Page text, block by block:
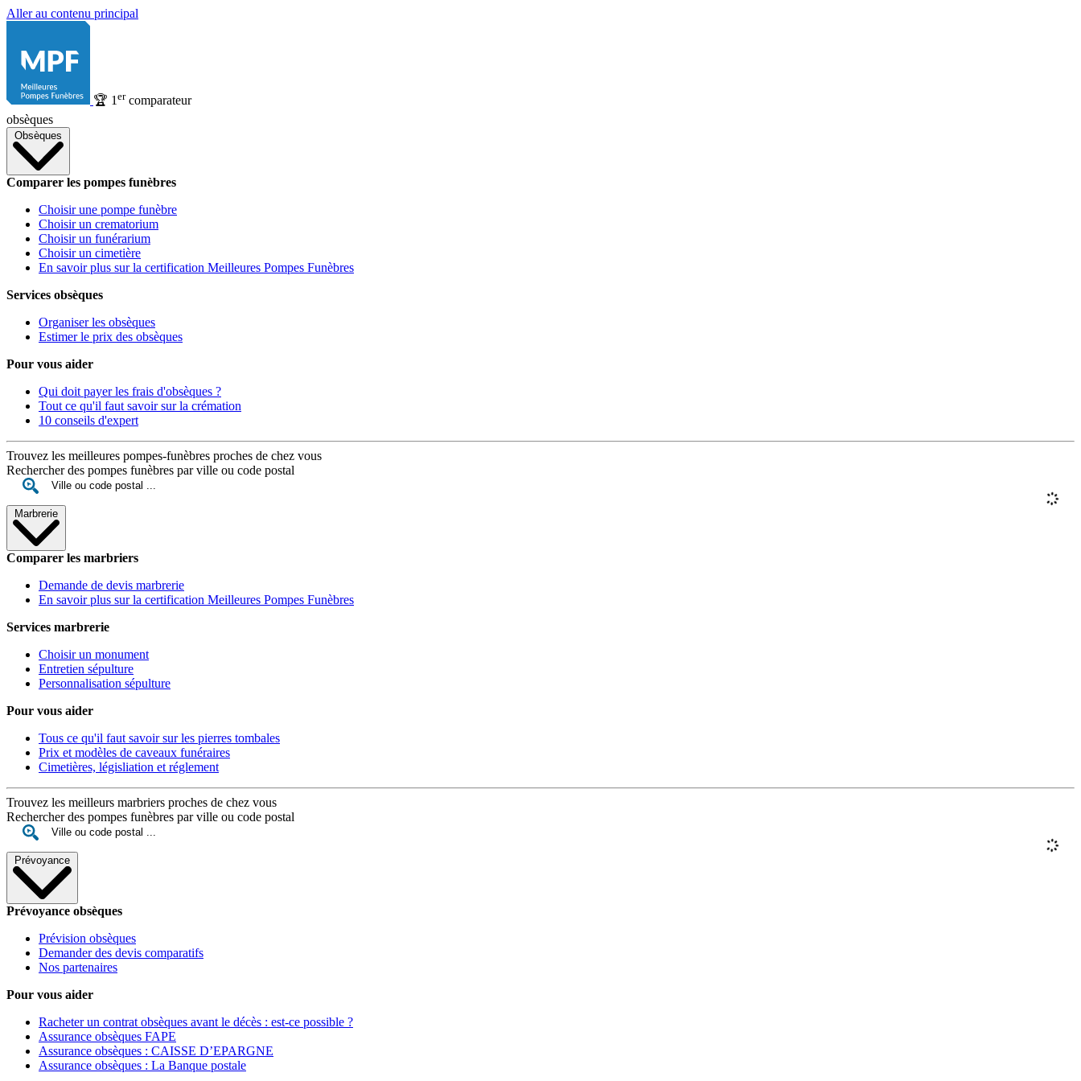
Aller au contenu principal
🏆 1 ercomparateur
obsèques
Obsèques
Comparer les pompes funèbres
Choisir une pompe funèbre
Choisir un crematorium
Choisir un funérarium
Choisir un cimetière
En savoir plus sur la certification Meilleures Pompes Funèbres
Services obsèques
Organiser les obsèques
Estimer le prix des obsèques
Pour vous aider
Qui doit payer les frais d'obsèques ?
Tout ce qu'il faut savoir sur la crémation
10 conseils d'expert
Trouvez les meilleures pompes-funèbres proches de chez vous
Rechercher des pompes funèbres par ville ou code postal
Marbrerie
Comparer les marbriers
Demande de devis marbrerie
En savoir plus sur la certification Meilleures Pompes Funèbres
Services marbrerie
Choisir un monument
Entretien sépulture
Personnalisation sépulture
Pour vous aider
Tous ce qu'il faut savoir sur les pierres tombales
Prix et modèles de caveaux funéraires
Cimetières, législiation et réglement
Trouvez les meilleurs marbriers proches de chez vous
Rechercher des pompes funèbres par ville ou code postal
Prévoyance
Prévoyance obsèques
Prévision obsèques
Demander des devis comparatifs
Nos partenaires
Pour vous aider
Racheter un contrat obsèques avant le décès : est-ce possible ?
Assurance obsèques FAPE
Assurance obsèques : CAISSE D’EPARGNE
Assurance obsèques : La Banque postale